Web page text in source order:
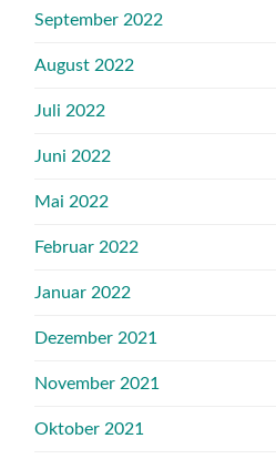
September 2022
August 2022
Juli 2022
Juni 2022
Mai 2022
Februar 2022
Januar 2022
Dezember 2021
November 2021
Oktober 2021